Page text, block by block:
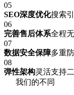
05
SEO深度优化搜索
06
完善售后体系全程
07
数据安全保障多重
08
弹性架构灵活支持
我们的不同